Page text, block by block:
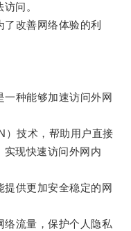
问。
改善网络体验的利
种能够加速访问外网
技术，帮助用户直接
实现快速访问外网内
供更加安全稳定的网
流量，保护个人隐私